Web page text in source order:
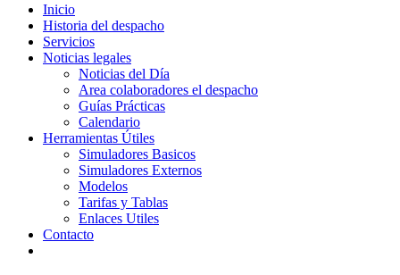
Inicio
Historia del despacho
Servicios
Noticias legales
Noticias del Día
Area colaboradores el despacho
Guías Prácticas
Calendario
Herramientas Útiles
Simuladores Basicos
Simuladores Externos
Modelos
Tarifas y Tablas
Enlaces Utiles
Contacto